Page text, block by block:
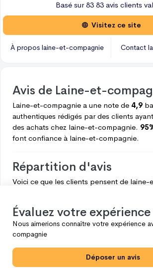
Basé sur83 83 avis clients
Visitez ce site
À propos laine-et-compagnie Contact
Avis de Laine-et-
Laine-et-compagnie a une note de 4,9
authentiques rédigés par des clients
des achats chez laine-et-compagnie.
font confiance à laine-et-compagnie.
Répartition d'avis
Voici ce que les clients pensent de laine-
4
3
2
Évaluez votre
Nous aimerions connaître votre expérience
compagnie
Déposer un avis